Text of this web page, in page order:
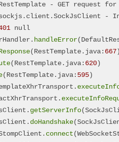
- GET request for
-
null
handleError
(RestTemplate.java: 667)
(RestTemplate.java: 620)
(RestTemplate.java: 595)
getServerInfo
doHandshake
connect